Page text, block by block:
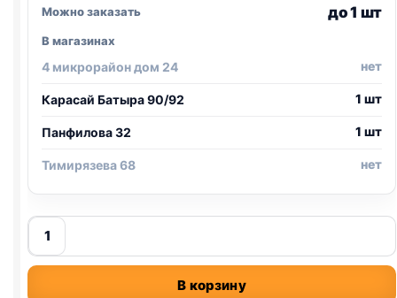
Можно заказать до 1 шт
В магазинах
4 микрорайон дом 24 нет
Карасай Батыра 90/92 1 шт
Панфилова 32 1 шт
Тимирязева 68 нет
Количество
товара
Sevi
В корзину